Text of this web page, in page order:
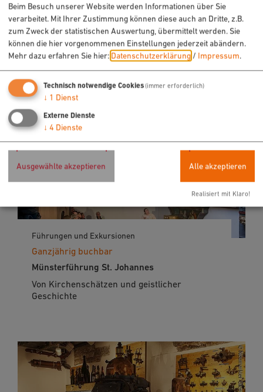
Neumarkts Altstadt
Führungen und Exkursionen
Ganzjährig buchbar
Münsterführung St. Johannes
Von Kirchenschätzen und geistlicher
Geschichte
Beim Besuch unserer Website werden Informationen über Sie
verarbeitet. Mit Ihrer Zustimmung können diese auch an Dritte, z.B.
zum Zweck der statistischen Auswertung, übermittelt werden. Sie
können die hier vorgenommenen Einstellungen jederzeit abändern.
Mehr dazu erfahren Sie hier:Datenschutzerklärung / Impressum.
Technisch notwendige Cookies(immer erforderlich)
↓ 1 Dienst
Externe Dienste
↓ 4 Dienste
Ausgewählte akzeptieren Alle akzeptieren
Realisiert mit Klaro!